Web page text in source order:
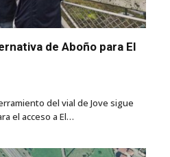
de Aboño para El
del vial de Jove sigue
el acceso a El…